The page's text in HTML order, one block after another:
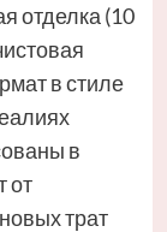
отделка (10
в стиле
в
от
трат